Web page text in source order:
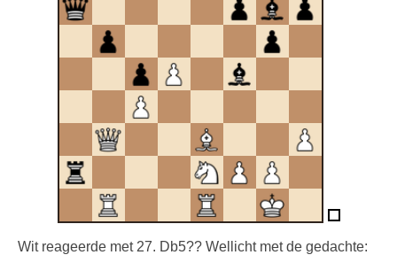
Wit reageerde met 27. Db5?? Wellicht met de gedachte: